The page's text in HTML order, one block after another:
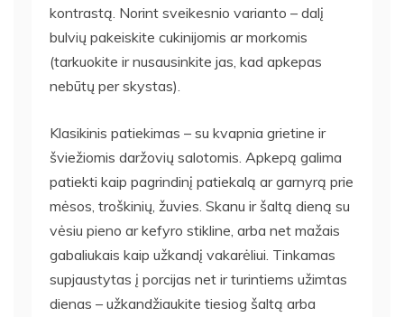
kontrastą. Norint sveikesnio varianto – dalį
bulvių pakeiskite cukinijomis ar morkomis
(tarkuokite ir nusausinkite jas, kad apkepas
nebūtų per skystas).
Klasikinis patiekimas – su kvapnia grietine ir
šviežiomis daržovių salotomis. Apkepą galima
patiekti kaip pagrindinį patiekalą ar garnyrą prie
mėsos, troškinių, žuvies. Skanu ir šaltą dieną su
vėsiu pieno ar kefyro stikline, arba net mažais
gabaliukais kaip užkandį vakarėliui. Tinkamas
supjaustytas į porcijas net ir turintiems užimtas
dienas – užkandžiaukite tiesiog šaltą arba